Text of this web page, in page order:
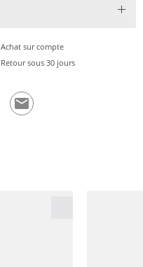
Achat sur compte
Retour sous 30 jours